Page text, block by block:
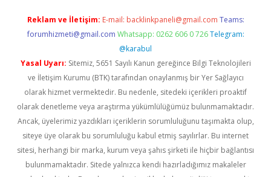
Reklam ve İletişim: E-mail: backlinkpaneli@gmail.com Teams:
forumhizmeti@gmail.com Whatsapp: 0262 606 0 726 Telegram:
@karabul
Yasal Uyarı: Sitemiz, 5651 Sayılı Kanun gereğince Bilgi Teknolojileri
ve İletişim Kurumu (BTK) tarafından onaylanmış bir Yer Sağlayıcı
olarak hizmet vermektedir. Bu nedenle, sitedeki içerikleri proaktif
olarak denetleme veya araştırma yükümlülüğümüz bulunmamaktadır.
Ancak, üyelerimiz yazdıkları içeriklerin sorumluluğunu taşımakta olup,
siteye üye olarak bu sorumluluğu kabul etmiş sayılırlar. Bu internet
sitesi, herhangi bir marka, kurum veya şahıs şirketi ile hiçbir bağlantısı
bulunmamaktadır. Sitede yalnızca kendi hazırladığımız makaleler